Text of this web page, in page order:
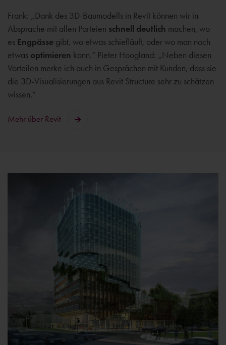
Frank: „Dank des 3D-Baumodells in Revit können wir in
Absprache mit allen Parteien schnell deutlich machen, wo
es Engpässe gibt, wo etwas schiefläuft, oder wo man noch
etwas optimieren kann.“ Pieter Hoogland: „Neben diesen
Vorteilen merke ich auch in Gesprächen mit Kunden, dass sie
die 3D-Visualisierungen aus Revit Structure sehr zu schätzen
wissen.“
Mehr über Revit